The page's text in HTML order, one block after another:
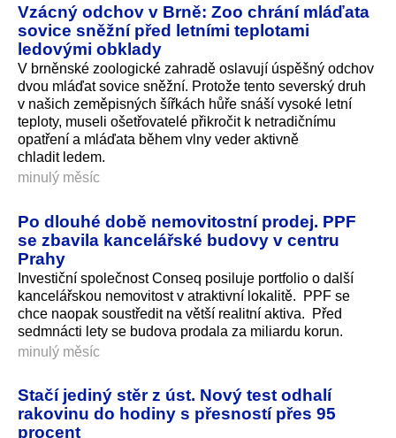
Vzácný odchov v Brně: Zoo chrání mláďata
sovice sněžní před letními teplotami
ledovými obklady
V brněnské zoologické zahradě oslavují úspěšný odchov
dvou mláďat sovice sněžní. Protože tento severský druh
v našich zeměpisných šířkách hůře snáší vysoké letní
teploty, museli ošetřovatelé přikročit k netradičnímu
opatření a mláďata během vlny veder aktivně
chladit ledem.
minulý měsíc
Po dlouhé době nemovitostní prodej. PPF
se zbavila kancelářské budovy v centru
Prahy
Investiční společnost Conseq posiluje portfolio o další
kancelářskou nemovitost v atraktivní lokalitě. PPF se
chce naopak soustředit na větší realitní aktiva. Před
sedmnácti lety se budova prodala za miliardu korun.
minulý měsíc
Stačí jediný stěr z úst. Nový test odhalí
rakovinu do hodiny s přesností přes 95
procent